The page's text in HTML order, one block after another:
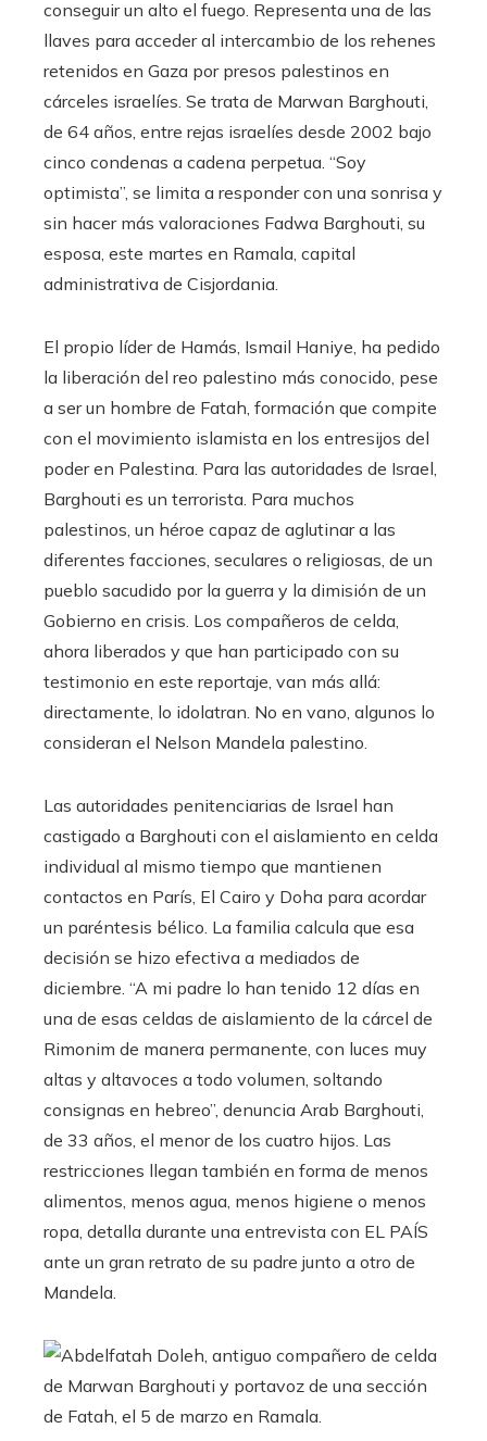
conseguir un alto el fuego. Representa una de las
llaves para acceder al intercambio de los rehenes
retenidos en Gaza por presos palestinos en
cárceles israelíes. Se trata de Marwan Barghouti,
de 64 años, entre rejas israelíes desde 2002 bajo
cinco condenas a cadena perpetua. “Soy
optimista”, se limita a responder con una sonrisa y
sin hacer más valoraciones Fadwa Barghouti, su
esposa, este martes en Ramala, capital
administrativa de Cisjordania.
El propio líder de Hamás, Ismail Haniye, ha pedido
la liberación del reo palestino más conocido, pese
a ser un hombre de Fatah, formación que compite
con el movimiento islamista en los entresijos del
poder en Palestina. Para las autoridades de Israel,
Barghouti es un terrorista. Para muchos
palestinos, un héroe capaz de aglutinar a las
diferentes facciones, seculares o religiosas, de un
pueblo sacudido por la guerra y la dimisión de un
Gobierno en crisis. Los compañeros de celda,
ahora liberados y que han participado con su
testimonio en este reportaje, van más allá:
directamente, lo idolatran. No en vano, algunos lo
consideran el Nelson Mandela palestino.
Las autoridades penitenciarias de Israel han
castigado a Barghouti con el aislamiento en celda
individual al mismo tiempo que mantienen
contactos en París, El Cairo y Doha para acordar
un paréntesis bélico. La familia calcula que esa
decisión se hizo efectiva a mediados de
diciembre. “A mi padre lo han tenido 12 días en
una de esas celdas de aislamiento de la cárcel de
Rimonim de manera permanente, con luces muy
altas y altavoces a todo volumen, soltando
consignas en hebreo”, denuncia Arab Barghouti,
de 33 años, el menor de los cuatro hijos. Las
restricciones llegan también en forma de menos
alimentos, menos agua, menos higiene o menos
ropa, detalla durante una entrevista con EL PAÍS
ante un gran retrato de su padre junto a otro de
Mandela.